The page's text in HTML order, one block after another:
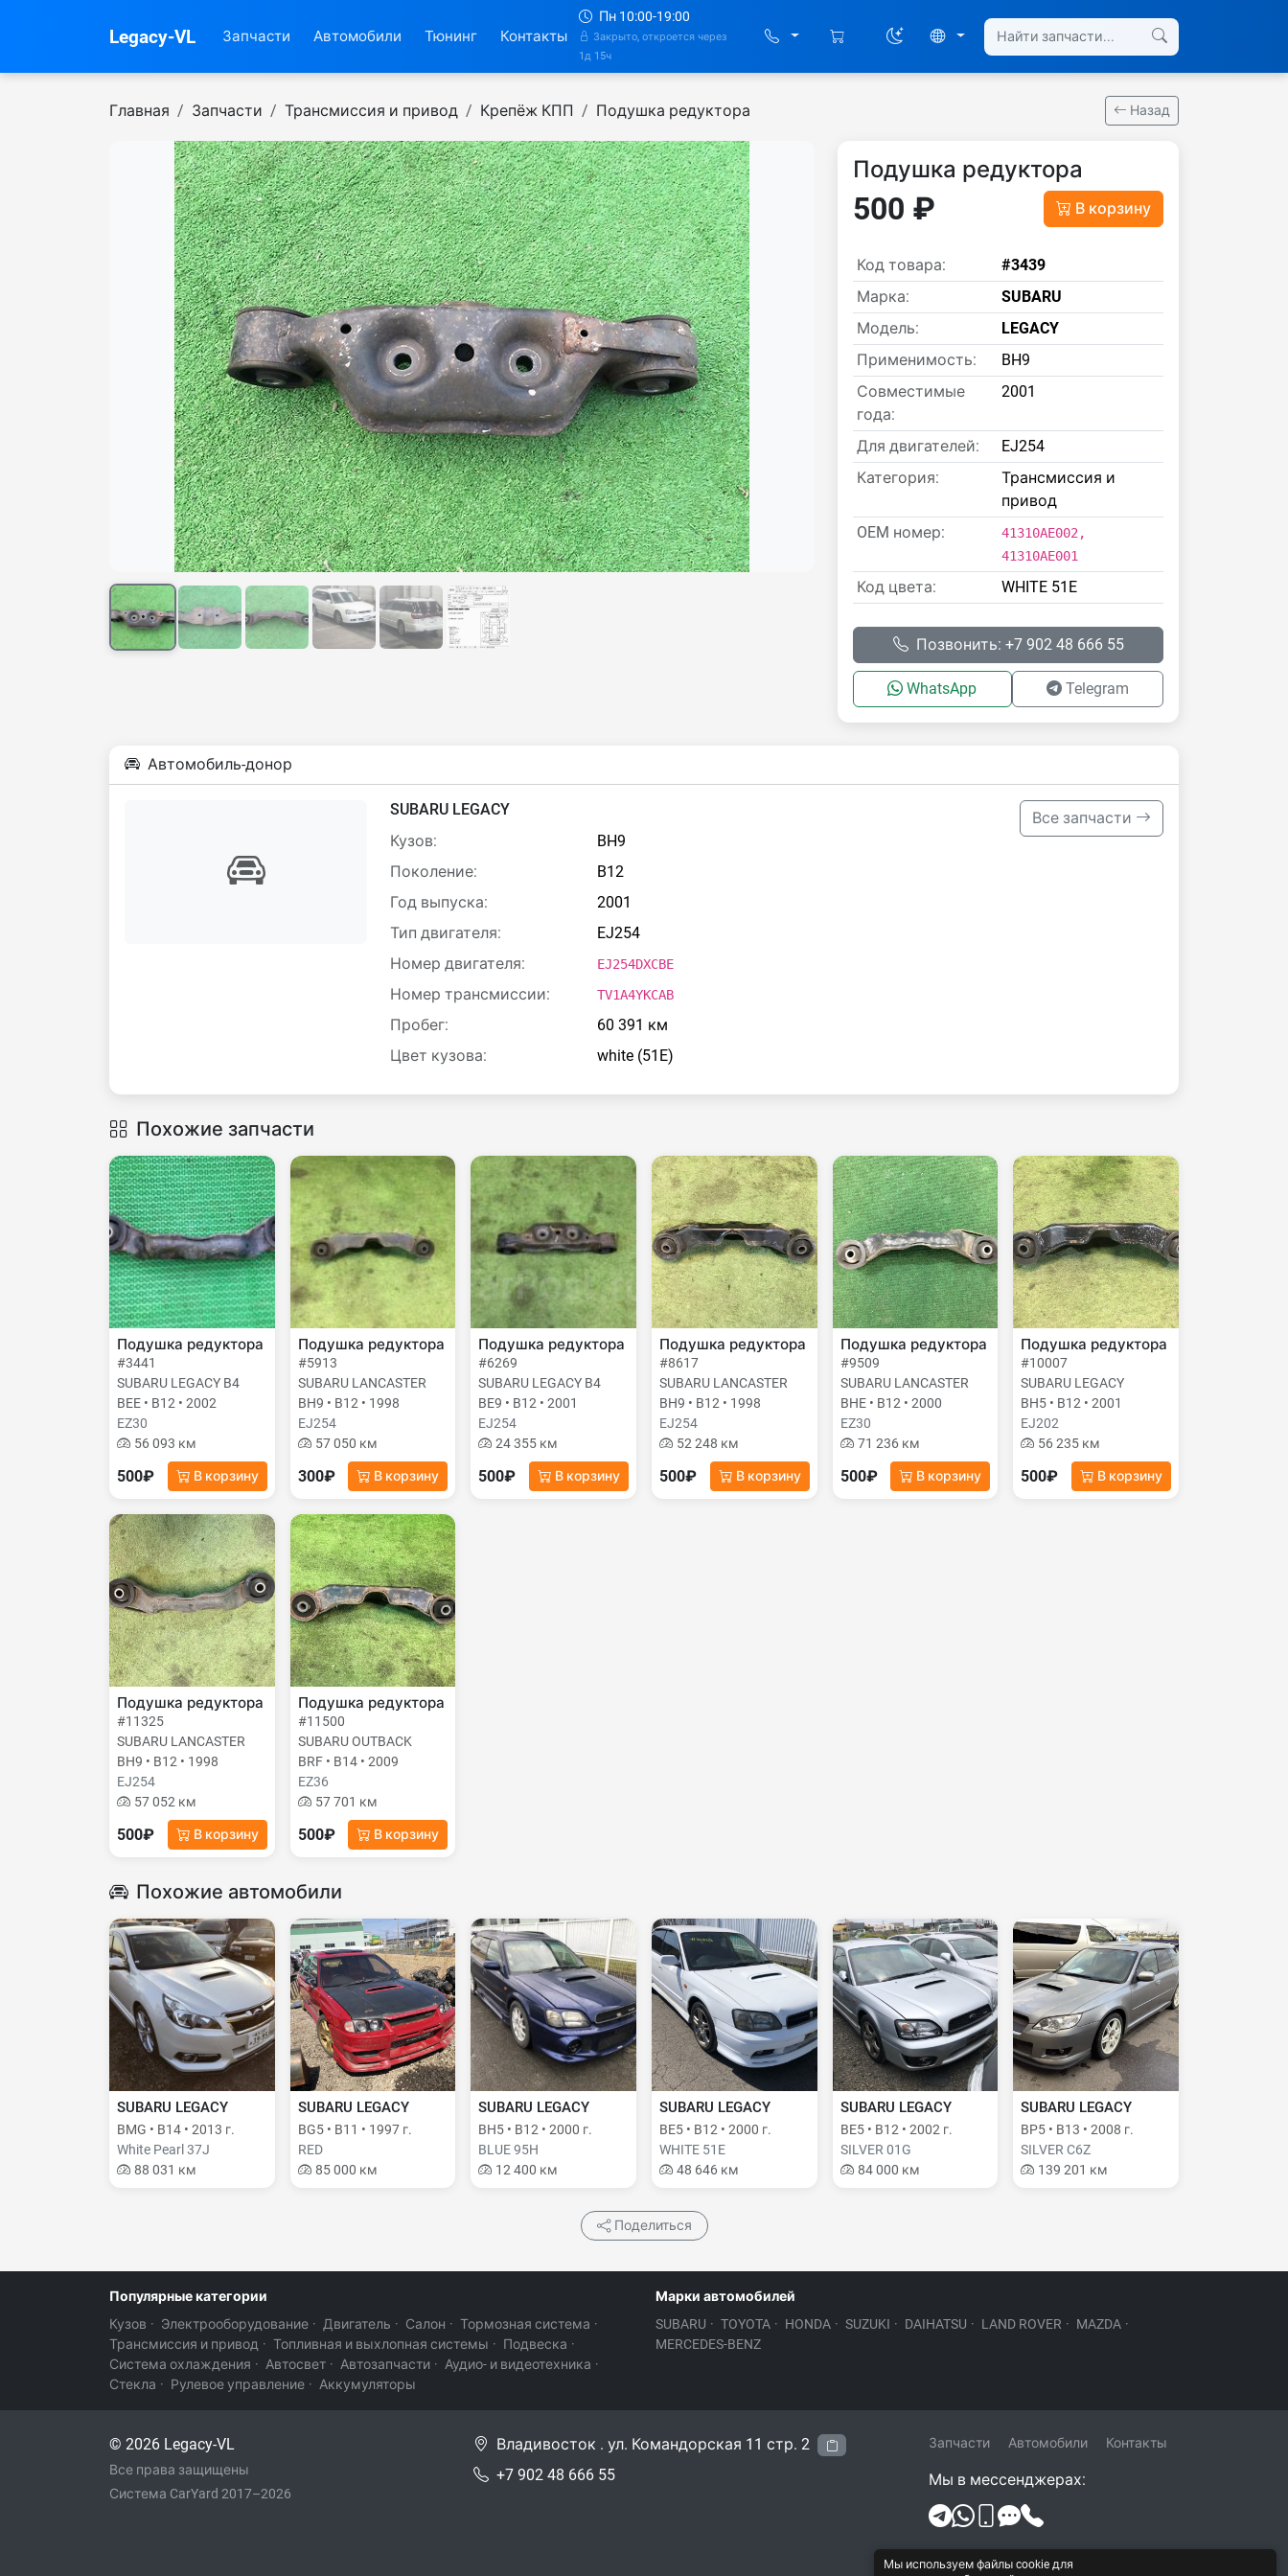
Legacy-VL Запчасти Автомобили Тюнинг Контакты
Пн 10:00-19:00
Закрыто, откроется через
1д 15ч
Главная Запчасти Трансмиссия и привод Крепёж КПП Подушка редуктора Назад
Подушка редуктора
500 ₽ В корзину
Код товара:
#3439
Марка:
SUBARU
Модель:
LEGACY
Применимость:
BH9
Совместимые
года:
2001
Для двигателей:
EJ254
Категория:
Трансмиссия и
привод
OEM номер:
41310AE002,
41310AE001
Код цвета: WHITE 51E
Позвонить: +7 902 48 666 55
WhatsApp Telegram
Автомобиль-донор
SUBARU LEGACY
Кузов:
BH9
Поколение:
B12
Год выпуска:
2001
Тип двигателя:
EJ254
Номер двигателя:
EJ254DXCBE
Номер трансмиссии: TV1A4YKCAB
Пробег:
60 391 км
Цвет кузова:
white (51E)
Все запчасти
Похожие запчасти
Подушка редуктора
#3441
SUBARU LEGACY B4
BEE • B12 • 2002
EZ30
56 093 км
500₽ В корзину
Подушка редуктора
#5913
SUBARU LANCASTER
BH9 • B12 • 1998
EJ254
57 050 км
300₽ В корзину
Подушка редуктора
#6269
SUBARU LEGACY B4
BE9 • B12 • 2001
EJ254
24 355 км
500₽ В корзину
Подушка редуктора
#8617
SUBARU LANCASTER
BH9 • B12 • 1998
EJ254
52 248 км
500₽ В корзину
Подушка редуктора
#9509
SUBARU LANCASTER
BHE • B12 • 2000
EZ30
71 236 км
500₽ В корзину
Подушка редуктора
#10007
SUBARU LEGACY
BH5 • B12 • 2001
EJ202
56 235 км
500₽ В корзину
Подушка редуктора
#11325
SUBARU LANCASTER
BH9 • B12 • 1998
EJ254
57 052 км
500₽ В корзину
Подушка редуктора
#11500
SUBARU OUTBACK
BRF • B14 • 2009
EZ36
57 701 км
500₽ В корзину
Похожие автомобили
SUBARU LEGACY
BMG • B14 • 2013 г.
White Pearl 37J
88 031 км
SUBARU LEGACY
BG5 • B11 • 1997 г.
RED
85 000 км
SUBARU LEGACY
BH5 • B12 • 2000 г.
BLUE 95H
12 400 км
SUBARU LEGACY
BE5 • B12 • 2000 г.
WHITE 51E
48 646 км
SUBARU LEGACY
BE5 • B12 • 2002 г.
SILVER 01G
84 000 км
SUBARU LEGACY
BP5 • B13 • 2008 г.
SILVER C6Z
139 201 км
Поделиться
Популярные категории
Кузов · Электрооборудование · Двигатель · Салон · Тормозная система ·
Трансмиссия и привод · Топливная и выхлопная системы · Подвеска ·
Система охлаждения · Автосвет · Автозапчасти · Аудио- и видеотехника ·
Стекла · Рулевое управление · Аккумуляторы
Марки автомобилей
SUBARU · TOYOTA · HONDA · SUZUKI · DAIHATSU · LAND ROVER · MAZDA ·
MERCEDES-BENZ
© 2026 Legacy-VL
Все права защищены
Система CarYard 2017–2026
Владивосток . ул. Командорская 11 стр. 2
+7 902 48 666 55
Запчасти Автомобили Контакты
Мы в мессенджерах:
Политика конфиденциальности и
Мы используем файлы cookie для